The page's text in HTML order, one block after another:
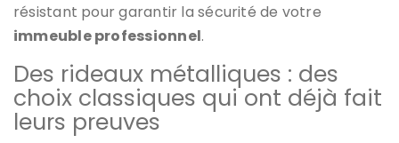
résistant pour garantir la sécurité de votre
immeuble professionnel.
Des rideaux métalliques : des
choix classiques qui ont déjà fait
leurs preuves